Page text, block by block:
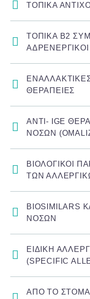
ΤΟΠΙΚΑ
ΤΟΠΙΚΑ Β2
ΘΕΡΑΠΕΙΕΣ
ANTI- IGE
ΝΟΣΩΝ
ΒΙΟΛΟΓΙΚΟΙ
ΤΩΝ
BIOSIMILARS
ΝΟΣΩΝ
ΕΙΔΙΚΗ
(SPECIFIC
ΑΠΟ ΤΟ ΣΤΟΜΑ